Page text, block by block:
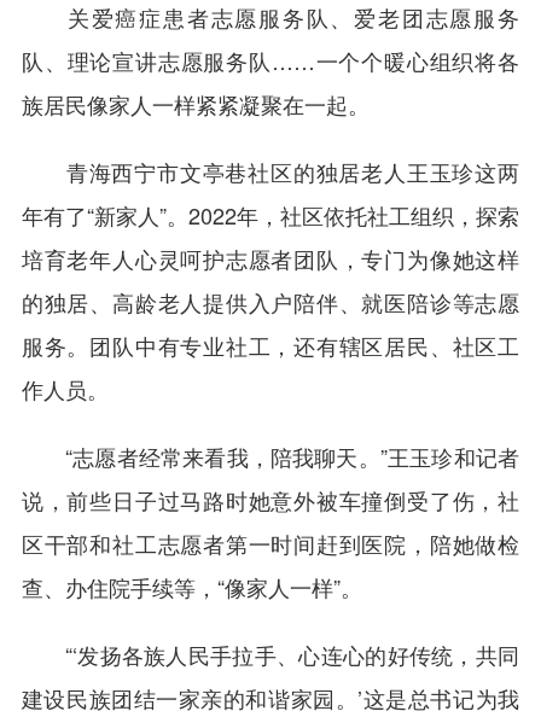
关爱癌症患者志愿服务队、爱老团志愿服务
队、理论宣讲志愿服务队……一个个暖心组织将各
族居民像家人一样紧紧凝聚在一起。
青海西宁市文亭巷社区的独居老人王玉珍这两
年有了“新家人”。2022年，社区依托社工组织，探索
培育老年人心灵呵护志愿者团队，专门为像她这样
的独居、高龄老人提供入户陪伴、就医陪诊等志愿
服务。团队中有专业社工，还有辖区居民、社区工
作人员。
“志愿者经常来看我，陪我聊天。”王玉珍和记者
说，前些日子过马路时她意外被车撞倒受了伤，社
区干部和社工志愿者第一时间赶到医院，陪她做检
查、办住院手续等，“像家人一样”。
“‘发扬各族人民手拉手、心连心的好传统，共同
建设民族团结一家亲的和谐家园。’这是总书记为我